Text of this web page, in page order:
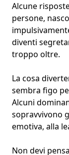
Alcune
persone,
diventi
troppo oltre.
La cosa
sembra figo
Alcuni
sopravvivono
emotiva, alla
Non devi